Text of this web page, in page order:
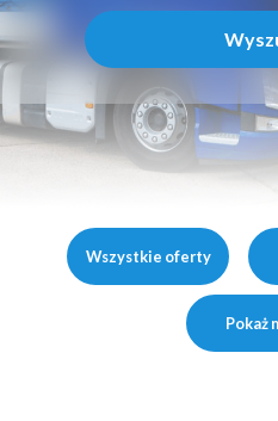
Wszystkie oferty
Pokaż